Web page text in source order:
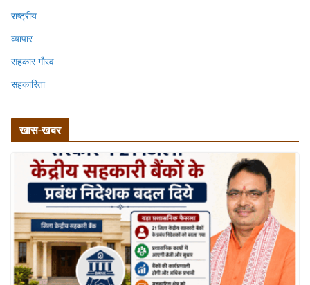
राष्ट्रीय
व्यापार
सहकार गौरव
सहकारिता
खास-खबर